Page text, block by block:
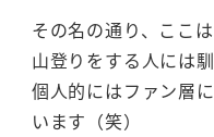
その名の通り、ここ
山登りをする人には
個人的にはファン層
います（笑）